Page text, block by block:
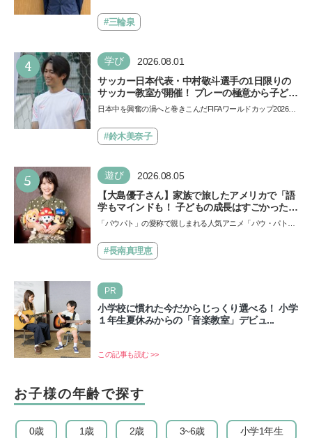
も…
#三輪泉
4 学び 2026.08.01
サッカー日本代表・中村敬斗選手の1日限りの
サッカー教室が開催！ プレーの極意から子ども
時代の話まで…学びと笑顔あふれる大盛況イベ
日本中を興奮の渦へと巻きこんだFIFAワールドカップ2026
さん…
#鈴木美奈子
5 遊び 2026.08.05
【大島優子さん】家族で旅したアメリカで「語
学もマインドも！ 子どもの成長はすごかった」
声優をつとめた映画『パウ・パトロール ザ・ダ
できると子どもに知ってほしい
「パウパト」の愛称で親しまれる人気アニメ「パウ・パトロ
ザ…
#長南真理恵
PR
小学校に慣れた今だからじっくり選べる！ 小学
１年生夏休みからの「音楽教室」デビュ...
この記事も読む >>
お子様の年齢で探す
0歳 1歳 2歳 3~6歳 小学1年生